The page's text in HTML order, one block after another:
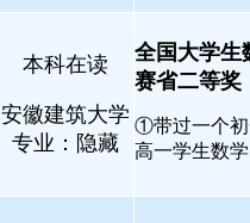
本科在读
安徽建筑大学
专业：隐藏
全国大学生
赛省二等奖
①带过一个初
高一学生数